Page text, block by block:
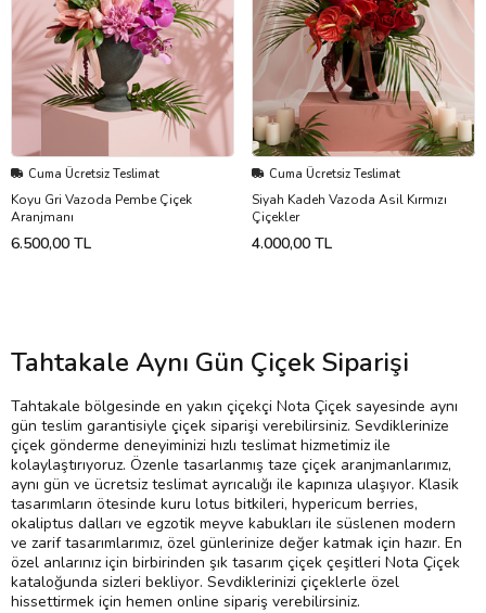
Cuma Ücretsiz Teslimat
Koyu Gri Vazoda Pembe Çiçek
Aranjmanı
6.500,00 TL
Cuma Ücretsiz Teslimat
Siyah Kadeh Vazoda Asil Kırmızı
Çiçekler
4.000,00 TL
Tahtakale Aynı Gün Çiçek Siparişi
Tahtakale bölgesinde en yakın çiçekçi Nota Çiçek sayesinde aynı
gün teslim garantisiyle çiçek siparişi verebilirsiniz. Sevdiklerinize
çiçek gönderme deneyiminizi hızlı teslimat hizmetimiz ile
kolaylaştırıyoruz. Özenle tasarlanmış taze çiçek aranjmanlarımız,
aynı gün ve ücretsiz teslimat ayrıcalığı ile kapınıza ulaşıyor. Klasik
tasarımların ötesinde kuru lotus bitkileri, hypericum berries,
okaliptus dalları ve egzotik meyve kabukları ile süslenen modern
ve zarif tasarımlarımız, özel günlerinize değer katmak için hazır. En
özel anlarınız için birbirinden şık tasarım çiçek çeşitleri Nota Çiçek
kataloğunda sizleri bekliyor. Sevdiklerinizi çiçeklerle özel
hissettirmek için hemen online sipariş verebilirsiniz.